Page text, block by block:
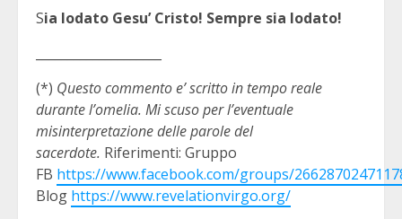
Sia lodato Gesu’ Cristo! Sempre sia lodato!
(*) Questo commento e’ scritto in tempo reale
durante l’omelia. Mi scuso per l’eventuale
misinterpretazione delle parole del
sacerdote. Riferimenti: Gruppo
FB https://www.facebook.com/groups/
Blog https://www.revelationvirgo.org/